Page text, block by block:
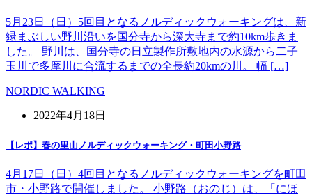
5月23日（日）5回目となるノルディックウォーキングは、新
緑まぶしい野川沿いを国分寺から深大寺まで約10km歩きま
した。 野川は、国分寺の日立製作所敷地内の水源から二子
玉川で多摩川に合流するまでの全長約20kmの川。 幅 […]
NORDIC WALKING
2022年4月18日
【レポ】春の里山ノルディックウォーキング・町田小野路
4月17日（日）4回目となるノルディックウォーキングを町田
市・小野路で開催しました。 小野路（おのじ）は、「にほ